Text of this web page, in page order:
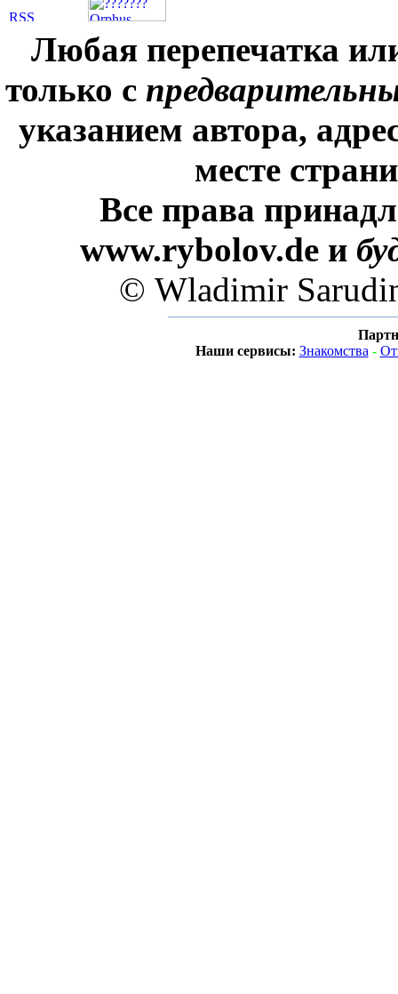
Любая перепечатка
только с
указанием автора,
месте
Все права
www.rybolov.de и
© Wladimir
Наши сервисы: Знакомства -